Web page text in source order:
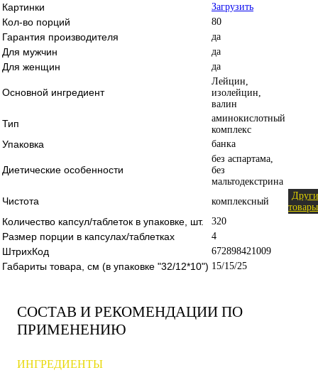
Картинки Загрузить
Кол-во порций 80
Гарантия производителя да
Для мужчин да
Для женщин да
Основной ингредиент
Лейцин,
изолейцин,
валин
Тип
аминокислотный
комплекс
Упаковка банка
Диетические особенности
без аспартама,
без
мальтодекстрина
Чистота комплексный
товары
Количество капсул/таблеток в упаковке, шт. 320
Размер порции в капсулах/таблетках 4
ШтрихКод 672898421009
Габариты товара, см (в упаковке "32/12*10") 15/15/25
СОСТАВ И РЕКОМЕНДАЦИИ ПО
ПРИМЕНЕНИЮ
ИНГРЕДИЕНТЫ